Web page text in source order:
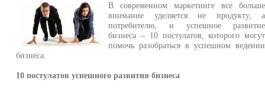
В современном маркетинге все больше
внимание уделяется не продукту, а
потребителю, и успешное развитие
бизнеса – 10 постулатов, которого могут
помочь разобраться в успешном ведении
бизнеса.
10 постулатов успешного развития бизнеса